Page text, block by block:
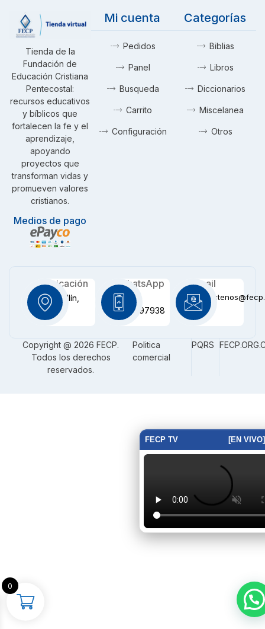
FECP TV [EN VIVO]
Tienda de la
Fundación de
Educación Cristiana
Pentecostal:
recursos educativos
y bíblicos que
fortalecen la fe y el
aprendizaje,
apoyando
proyectos que
transforman vidas y
promueven valores
cristianos.
Medios de pago
Mi cuenta
Pedidos
Panel
Busqueda
Carrito
Configuración
Categorías
Biblias
Libros
Diccionarios
Miscelanea
Otros
Ubicación
Medellín,
CO
WhatsApp
+57
3116097938
Email
Copyright @ 2026 FECP.
Todos los derechos
reservados.
Politica
comercial
PQRS
0